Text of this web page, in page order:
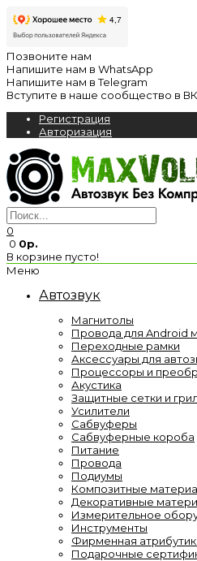
Позвоните нам
Напишите нам в WhatsApp
Напишите нам в Telegram
Вступите в наше сообщество в
Регистрация
Авторизация
0
0 0р.
В корзине пусто!
Меню
Автозвук
Магнитолы
Провода для Android
Переходные рамки
Аксессуары для
Процессоры и
Акустика
Защитные сетки и
Усилители
Сабвуферы
Сабвуферные короба
Питание
Провода
Подиумы
Композитные
Декоративные
Измерительное
Инструменты
Фирменная
Подарочные